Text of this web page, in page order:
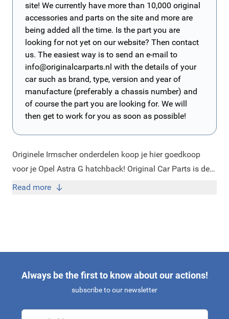
site! We currently have more than 10,000 original
accessories and parts on the site and more are
being added all the time. Is the part you are
looking for not yet on our website? Then contact
us. The easiest way is to send an e-mail to
info@originalcarparts.nl with the details of your
car such as brand, type, version and year of
manufacture (preferably a chassis number) and
of course the part you are looking for. We will
then get to work for you as soon as possible!
Originele Irmscher onderdelen koop je hier goedkoop
voor je Opel Astra G hatchback! Original Car Parts is de
website met alle nieuwe en originele Irmscher
website zodat het voor u makkelijk zoeken is. De
Irmscher onderdelen zijn ideaal om uw Opel Astra G
hatchback een sportiever uiterlijk te geven. Irmscher is
samen met Opel voor de ontwikkeling van hun
Read more
Always be the first to know about our actions!
subscribe to our newsletter